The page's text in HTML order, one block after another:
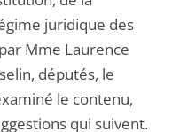
juridique des
Mme Laurence
députés, le
le contenu,
qui suivent.